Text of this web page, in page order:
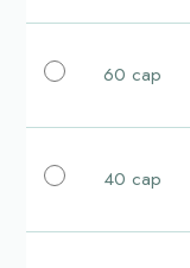
60 cap
40 cap